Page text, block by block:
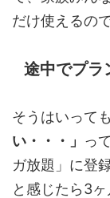
だけ使えるの
途中でプラ
そうはいっても
い・・・」 っ
ガ放題」に登
と感じたら3